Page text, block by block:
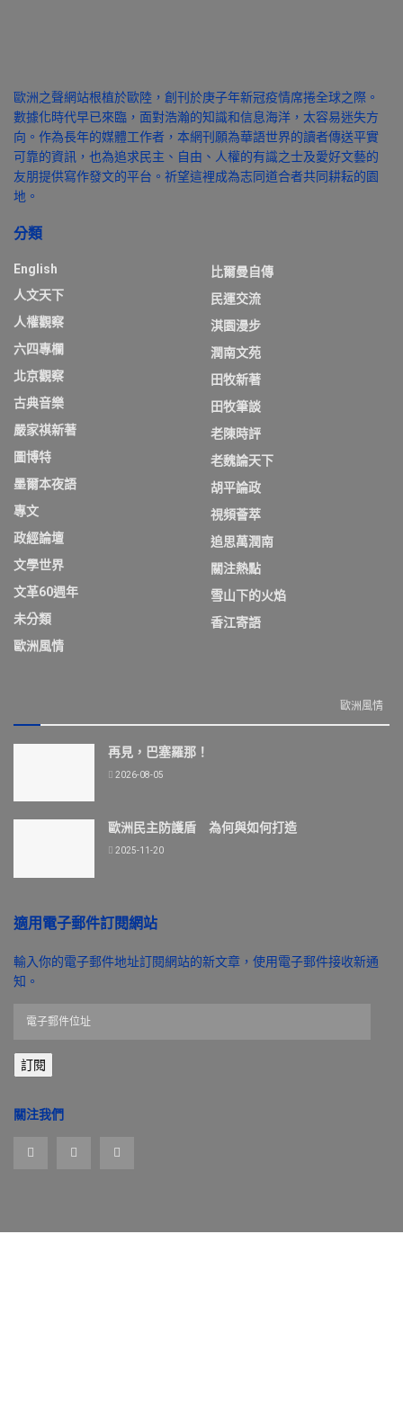
歐洲之聲網站根植於歐陸，創刊於庚子年新冠疫情席捲全球之際。
數據化時代早已來臨，面對浩瀚的知識和信息海洋，太容易迷失方
向。作為長年的媒體工作者，本網刊願為華語世界的讀者傳送平實
可靠的資訊，也為追求民主、自由、人權的有識之士及愛好文藝的
友朋提供寫作發文的平台。祈望這裡成為志同道合者共同耕耘的園
地。
分類
English
人文天下
人權觀察
六四專欄
北京觀察
古典音樂
嚴家祺新著
圖博特
墨爾本夜語
專文
政經論壇
文學世界
文革60週年
未分類
歐洲風情
比爾曼自傳
民運交流
淇園漫步
潤南文苑
田牧新著
田牧筆談
老陳時評
老魏論天下
胡平論政
視頻薈萃
追思萬潤南
關注熱點
雪山下的火焰
香江寄語
歐洲風情
再見，巴塞羅那！
2026-08-05
歐洲民主防護盾 為何與如何打造
2025-11-20
適用電子郵件訂閱網站
輸入你的電子郵件地址訂閱網站的新文章，使用電子郵件接收新通
知。
郵
件
址
訂閱
關注我們